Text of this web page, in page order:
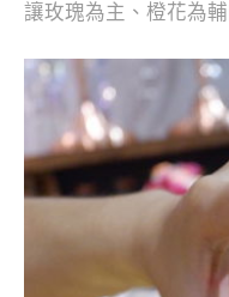
讓玫瑰為主、橙花為